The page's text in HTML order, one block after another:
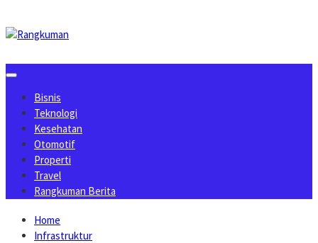
to
content
Bisnis
Teknologi
Kesehatan
Otomotif
Properti
Travel
Rangkuman Berita
Home
Infrastruktur